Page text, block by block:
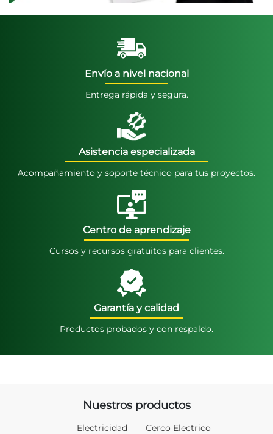
Envío a nivel nacional
Entrega rápida y segura.
Asistencia especializada
Acompañamiento y soporte técnico para tus proyectos.
Centro de aprendizaje
Cursos y recursos gratuitos para clientes.
Garantía y calidad
Productos probados y con respaldo.
Nuestros productos
Electricidad
Cerco Electrico